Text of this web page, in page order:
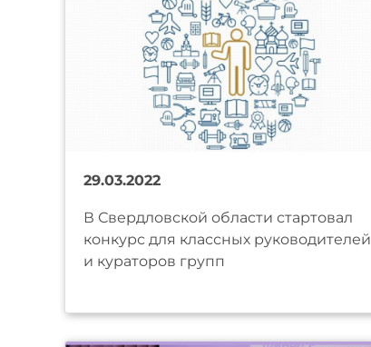
29.03.2022
В Свердловской области стартовал
конкурс для классных руководителей
и кураторов групп